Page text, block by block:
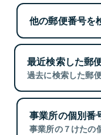
他の郵便番号を
最近検索した郵
過去に検索した郵
事業所の個別番
事業所の７けたの